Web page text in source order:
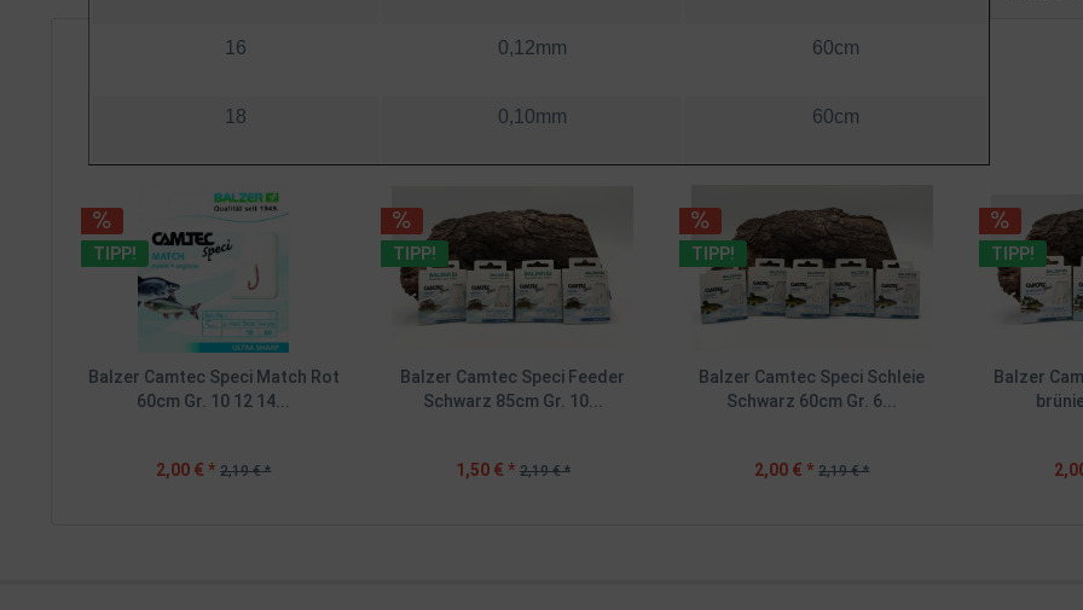
16 0,12mm 60cm
18 0,10mm 60cm
TIPP!
Balzer Camtec Speci Match Rot
60cm Gr. 10 12 14...
2,00 € * 2,19 € *
TIPP!
Balzer Camtec Speci Feeder
Schwarz 85cm Gr. 10...
1,50 € * 2,19 € *
TIPP!
Balzer Camtec Speci Schleie
Schwarz 60cm Gr. 6...
2,00 € * 2,19 € *
TIPP!
Balzer